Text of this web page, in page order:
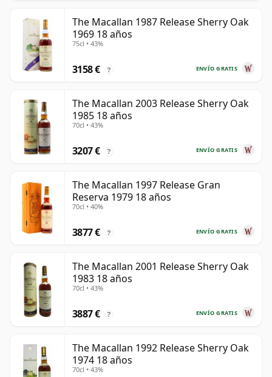
The Macallan 1987 Release Sherry Oak
1969 18 años
75cl • 43%
ENVÍO GRATIS
3158 € ?
The Macallan 2003 Release Sherry Oak
1985 18 años
70cl • 43%
ENVÍO GRATIS
3207 € ?
The Macallan 1997 Release Gran
Reserva 1979 18 años
70cl • 40%
ENVÍO GRATIS
3877 € ?
The Macallan 2001 Release Sherry Oak
1983 18 años
70cl • 43%
ENVÍO GRATIS
3887 € ?
The Macallan 1992 Release Sherry Oak
1974 18 años
70cl • 43%